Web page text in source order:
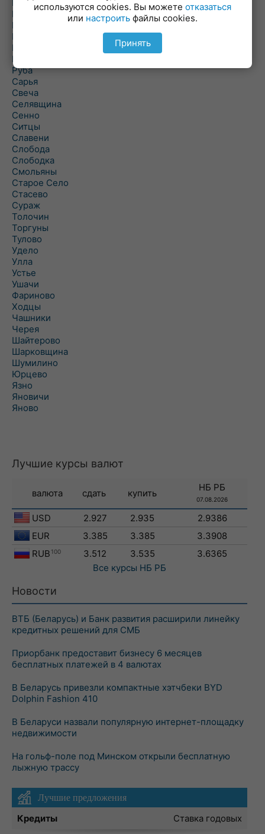
Погоща
Подсвилье
Полоцк
Поставы
Прозороки
Россоны
Руба
Сарья
Свеча
Селявщина
Сенно
Ситцы
Славени
Слобода
Слободка
Смольяны
Старое Село
Стасево
Сураж
Толочин
Торгуны
Тулово
Удело
Улла
Устье
Ушачи
Фариново
Ходцы
Чашники
Черея
Шайтерово
Шарковщина
Шумилино
Юрцево
Язно
Яновичи
Яново
Лучшие курсы валют
валюта сдать купить
НБ РБ
07.08.2026
USD 2.927 2.935
2.9386
EUR
3.385 3.385
3.3908
RUB 100 3.512 3.535
3.6365
Все курсы НБ РБ
Новости
ВТБ (Беларусь) и Банк развития расширили линейку
кредитных решений для СМБ
Приорбанк предоставит бизнесу 6 месяцев
бесплатных платежей в 4 валютах
В Беларусь привезли компактные хэтчбеки BYD
Dolphin Fashion 410
В Беларуси назвали популярную интернет-площадку
недвижимости
На гольф-поле под Минском открыли бесплатную
лыжную трассу
Лучшие предложения
Кредиты
Ставка годовых
используются cookies. Вы можете отказаться
или настроить файлы cookies.
Принять